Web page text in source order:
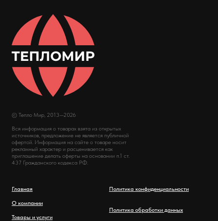
© Тепло Мир, 2013—2026
Вся информация о товарах взята из открытых
источников, предложение не является публичной
офертой. Информация на сайте о товаре носит
рекламный характер и расценивается как
приглашение делать оферты на основании п.1 ст.
437 Гражданского кодекса РФ.
Главная
О компании
Товары и услуги
Политика конфиденциальности
Политика обработки данных